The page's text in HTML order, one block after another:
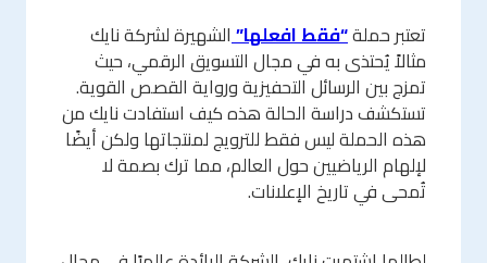
تعتبر حملة“فقط افعلها”الشهيرة لشركة نايك
مثالاً يُحتذى به في مجال التسويق الرقمي، حيث
تمزج بين الرسائل التحفيزية ورواية القصص القوية.
تستكشف دراسة الحالة هذه كيف استفادت نايك من
هذه الحملة ليس فقط للترويج لمنتجاتها ولكن أيضًا
لإلهام الرياضيين حول العالم، مما ترك بصمة لا
تُمحى في تاريخ الإعلانات.